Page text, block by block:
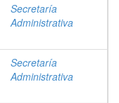
Secretaría
Administrativa
Secretaría
Administrativa